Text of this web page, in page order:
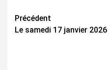
Navigation
d’article
Précédent
Le samedi 17 janvier 2026